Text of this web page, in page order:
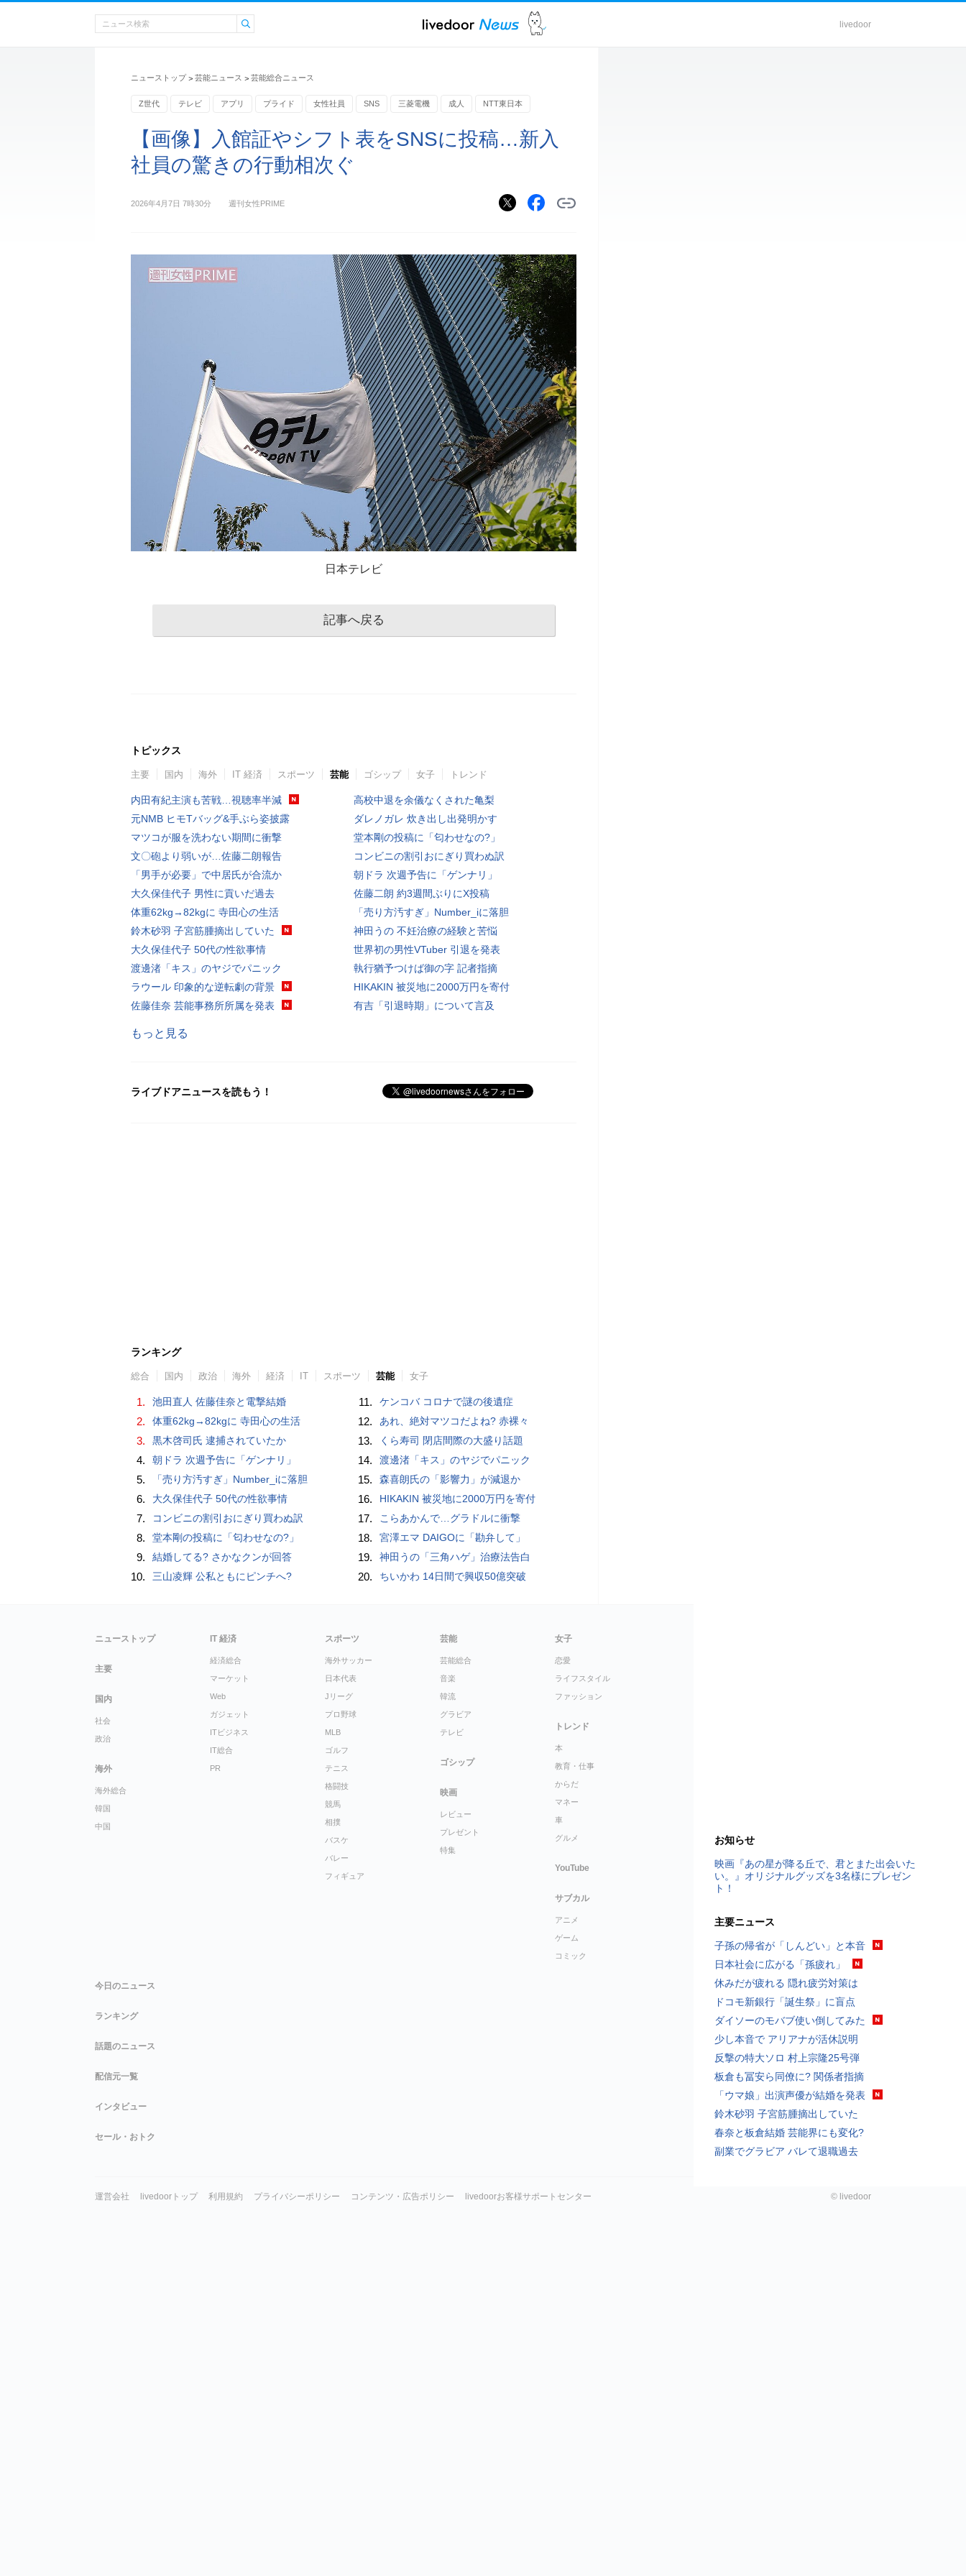
livedoor
ニューストップ > 芸能ニュース > 芸能総合ニュース
Z世代 テレビ アプリ プライド 女性社員 SNS 三菱電機 成人 NTT東日本
【画像】入館証やシフト表をSNSに投稿…新入
社員の驚きの行動相次ぐ
2026年4月7日 7時30分 週刊女性PRIME
日本テレビ
記事へ戻る
トピックス
主要 国内 海外 IT 経済 スポーツ 芸能 ゴシップ 女子 トレンド
内田有紀主演も苦戦…視聴率半減
元NMB ヒモTバッグ&手ぶら姿披露
マツコが服を洗わない期間に衝撃
文〇砲より弱いが…佐藤二朗報告
「男手が必要」で中居氏が合流か
大久保佳代子 男性に貢いだ過去
体重62kg→82kgに 寺田心の生活
鈴木砂羽 子宮筋腫摘出していた
大久保佳代子 50代の性欲事情
渡邊渚「キス」のヤジでパニック
ラウール 印象的な逆転劇の背景
佐藤佳奈 芸能事務所所属を発表
高校中退を余儀なくされた亀梨
ダレノガレ 炊き出し出発明かす
堂本剛の投稿に「匂わせなの?」
コンビニの割引おにぎり買わぬ訳
朝ドラ 次週予告に「ゲンナリ」
佐藤二朗 約3週間ぶりにX投稿
「売り方汚すぎ」Number_iに落胆
神田うの 不妊治療の経験と苦悩
世界初の男性VTuber 引退を発表
執行猶予つけば御の字 記者指摘
HIKAKIN 被災地に2000万円を寄付
有吉「引退時期」について言及
もっと見る
ライブドアニュースを読もう！
ランキング
総合 国内 政治 海外 経済 IT スポーツ 芸能 女子
1. 池田直人 佐藤佳奈と電撃結婚
2. 体重62kg→82kgに 寺田心の生活
3. 黒木啓司氏 逮捕されていたか
4. 朝ドラ 次週予告に「ゲンナリ」
5. 「売り方汚すぎ」Number_iに落胆
6. 大久保佳代子 50代の性欲事情
7. コンビニの割引おにぎり買わぬ訳
8. 堂本剛の投稿に「匂わせなの?」
9. 結婚してる? さかなクンが回答
10. 三山凌輝 公私ともにピンチへ?
11. ケンコバ コロナで謎の後遺症
12. あれ、絶対マツコだよね? 赤裸々
13. くら寿司 閉店間際の大盛り話題
14. 渡邊渚「キス」のヤジでパニック
15. 森喜朗氏の「影響力」が減退か
16. HIKAKIN 被災地に2000万円を寄付
17. こらあかんで…グラドルに衝撃
18. 宮澤エマ DAIGOに「勘弁して」
19. 神田うの「三角ハゲ」治療法告白
20. ちいかわ 14日間で興収50億突破
お知らせ
映画『あの星が降る丘で、君とまた出会いた
い。』オリジナルグッズを3名様にプレゼン
ト！
主要ニュース
子孫の帰省が「しんどい」と本音
日本社会に広がる「孫疲れ」
休みだが疲れる 隠れ疲労対策は
ドコモ新銀行「誕生祭」に盲点
ダイソーのモバブ使い倒してみた
少し本音で アリアナが活休説明
反撃の特大ソロ 村上宗隆25号弾
板倉も冨安ら同僚に? 関係者指摘
「ウマ娘」出演声優が結婚を発表
鈴木砂羽 子宮筋腫摘出していた
春奈と板倉結婚 芸能界にも変化?
副業でグラビア バレて退職過去
ニューストップ
主要
国内
社会
政治
海外
海外総合
韓国
中国
IT 経済
経済総合
マーケット
Web
ガジェット
ITビジネス
IT総合
PR
スポーツ
海外サッカー
日本代表
Jリーグ
プロ野球
MLB
ゴルフ
テニス
格闘技
競馬
相撲
バスケ
バレー
フィギュア
芸能
芸能総合
音楽
韓流
グラビア
テレビ
ゴシップ
映画
レビュー
プレゼント
特集
女子
恋愛
ライフスタイル
ファッション
トレンド
本
教育・仕事
からだ
マネー
車
グルメ
YouTube
サブカル
アニメ
ゲーム
コミック
今日のニュース
ランキング
話題のニュース
配信元一覧
インタビュー
セール・おトク
運営会社 livedoorトップ 利用規約 プライバシーポリシー コンテンツ・広告ポリシー livedoorお客様サポートセンター © livedoor